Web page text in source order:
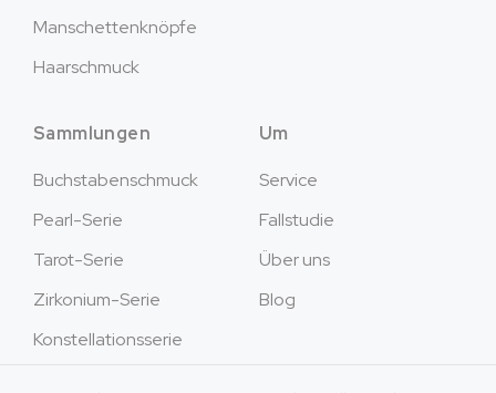
Manschettenknöpfe
Haarschmuck
Sammlungen
Buchstabenschmuck
Pearl-Serie
Tarot-Serie
Zirkonium-Serie
Konstellationsserie
Um
Service
Fallstudie
Über uns
Blog